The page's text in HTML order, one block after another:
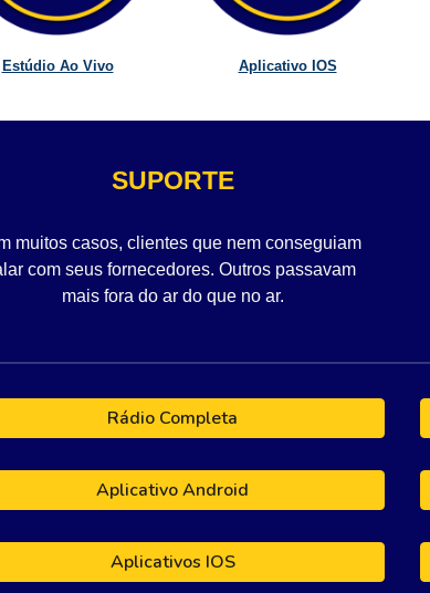
Estúdio Ao Vivo Aplicativo IOS
SUPORTE
muitos casos, clientes que nem conseguiam
com seus fornecedores. Outros passavam
mais fora do ar do que no ar.
Rádio Completa
Aplicativo Android
Aplicativos IOS